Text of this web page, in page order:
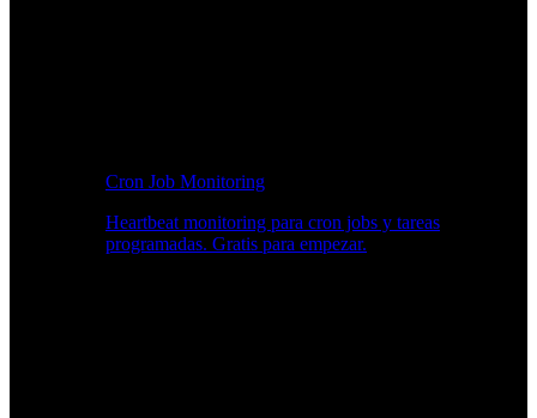
Cron Job Monitoring
Heartbeat monitoring para cron jobs y tareas
programadas. Gratis para empezar.